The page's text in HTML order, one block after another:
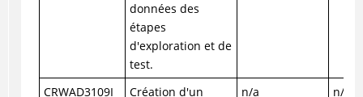
données des
étapes
d'exploration et de
test.
CRWAD3109I
Création d'un
n/a n/a